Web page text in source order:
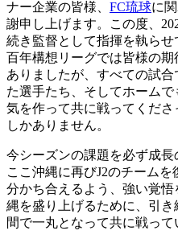
ナー企業の皆様、 FC琉球に
謝申し上げます。この度、
続き監督として指揮を執らせ
百年構想リーグでは皆様の
ありましたが、すべての試
た選手たち、そしてホーム
気を作って共に戦ってくだ
しかありません。
今シーズンの課題を必ず成長
ここ沖縄に再びJ2のチーム
分かち合えるよう、強い覚
縄を盛り上げるために、引き
間で一丸となって共に戦って